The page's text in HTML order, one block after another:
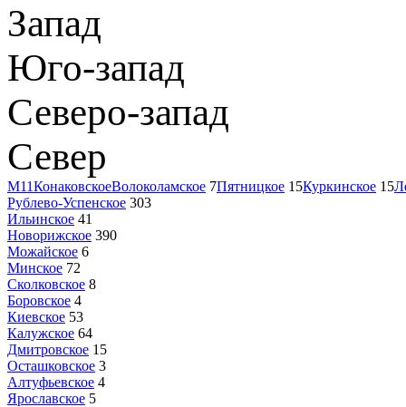
Запад
Юго-запад
Северо-запад
Север
М11КонаковскоеВолоколамское 7Пятницкое 15Куркинское 15
Рублево-Успенское 303
Ильинское 41
Новорижское 390
Можайское 6
Минское 72
Сколковское 8
Боровское 4
Киевское 53
Калужское 64
Дмитровское 15
Осташковское 3
Алтуфьевское 4
Ярославское 5